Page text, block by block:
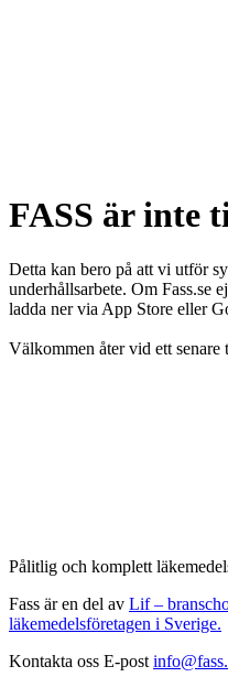
FASS är inte
Detta kan bero på att vi utför
underhållsarbete. Om Fass.se
ladda ner via App Store eller
Välkommen åter vid ett senare
Pålitlig och komplett
Fass är en del av Lif –
läkemedelsföretagen i Sverige.
Kontakta oss E-post